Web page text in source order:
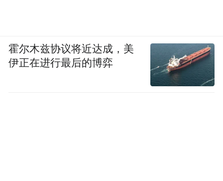
霍尔木兹协议将近达成，美
伊正在进行最后的博弈